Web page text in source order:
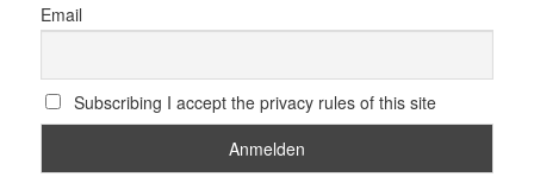
Email
Subscribing I accept the privacy rules of this site